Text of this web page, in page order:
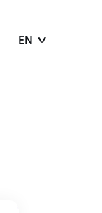
EN